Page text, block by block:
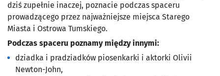
dziś zupełnie inaczej, poznacie podczas spaceru
prowadzącego przez najważniejsze miejsca Starego
Miasta i Ostrowa Tumskiego.
Podczas spaceru poznamy między innymi:
dziadka i pradziadków piosenkarki i aktorki Olivii
Newton-John,